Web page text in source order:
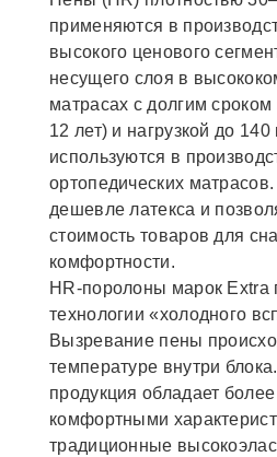
применяются в
высокого ценового
несущего слоя в
матрасах с долгим сроком
12 лет) и нагрузкой до
используются в
ортопедических
дешевле латекса и
стоимость товаров для
комфортности.
НR-поролоны марок Extra
технологии «холодного
Вызревание пены
температуре внутри
продукция обладает
комфортными
традиционные